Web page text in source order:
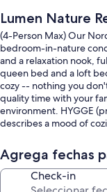
Lumen Nature
(4-Person Max) Our
bedroom-in-nature
and a relaxation nook,
queen bed and a loft
cozy -- nothing you
quality time with your
environment. HYGGE
describes a mood of
we hope you will feel
to share a few relaxing
while talking into the
Agrega fechas
Check-in